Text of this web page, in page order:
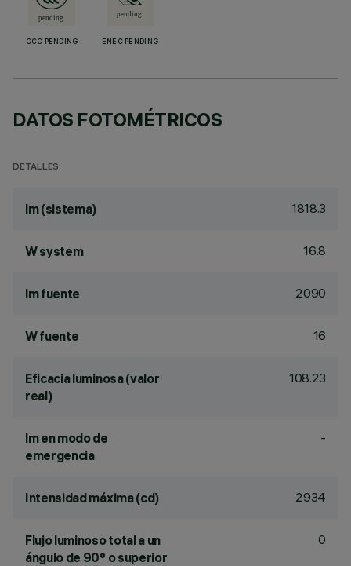
CCC PENDING ENEC PENDING
DATOS FOTOMÉTRICOS
DETALLES
lm (sistema) 1818.3
W system 16.8
lm fuente 2090
W fuente 16
Eficacia luminosa (valor
real)
108.23
lm en modo de
emergencia
-
Intensidad máxima (cd) 2934
Flujo luminoso total a un
ángulo de 90° o superior
0